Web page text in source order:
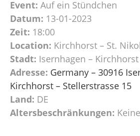
Event: Auf ein Stündchen
Datum: 13-01-2023
Zeit: 18:00
Location: Kirchhorst – St.
Stadt: Isernhagen – Kirchhorst
Adresse: Germany – 30916
Kirchhorst – Stellerstrasse 15
Land: DE
Altersbeschränkungen: Keine